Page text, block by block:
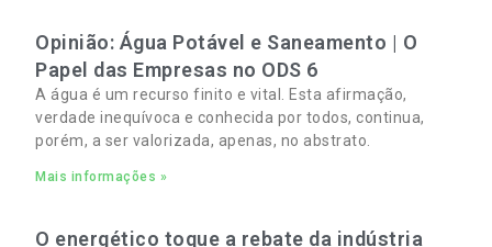
Opinião: Água Potável e Saneamento | O
Papel das Empresas no ODS 6
A água é um recurso finito e vital. Esta afirmação,
verdade inequívoca e conhecida por todos, continua,
porém, a ser valorizada, apenas, no abstrato.
Mais informações »
O energético toque a rebate da indústria